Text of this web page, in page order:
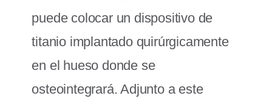
puede colocar un dispositivo de
titanio implantado quirúrgicamente
en el hueso donde se
osteointegrará. Adjunto a este